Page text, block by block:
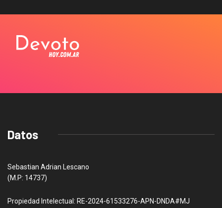
Datos
Sebastian Adrian Lescano
(M.P: 14737)
Propiedad Intelectual: RE-2024-61533276-APN-DNDA#MJ